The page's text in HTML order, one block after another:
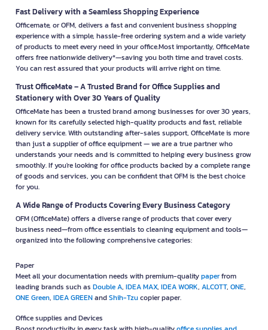
Fast Delivery with a Seamless Shopping Experience
Officemate, or OFM, delivers a fast and convenient business shopping
experience with a simple, hassle-free ordering system and a wide variety
of products to meet every need in your office.Most importantly, OfficeMate
offers free nationwide delivery*—saving you both time and travel costs.
You can rest assured that your products will arrive right on time.
Trust OfficeMate – A Trusted Brand for Office Supplies and
Stationery with Over 30 Years of Quality
OfficeMate has been a trusted brand among businesses for over 30 years,
known for its carefully selected high-quality products and fast, reliable
delivery service. With outstanding after-sales support, OfficeMate is more
than just a supplier of office equipment — we are a true partner who
understands your needs and is committed to helping every business grow
smoothly. If you're looking for office products backed by a complete range
of goods and services, you can be confident that OFM is the best choice
for you.
A Wide Range of Products Covering Every Business Category
OFM (OfficeMate) offers a diverse range of products that cover every
business need—from office essentials to cleaning equipment and tools—
organized into the following comprehensive categories:
Paper
Meet all your documentation needs with premium-qualitypaperfrom
leading brands such as Double A, IDEA MAX, IDEA WORK, ALCOTT, ONE,
ONE Green, IDEA GREENandShih-Tzucopier paper.
Office supplies and Devices